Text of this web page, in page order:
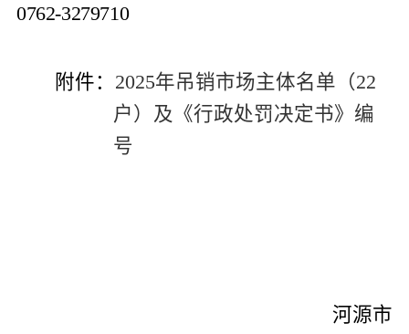
0762-3279710
附件： 2025年吊销市场主体名单（22
户）及《行政处罚决定书》编
号
河源市